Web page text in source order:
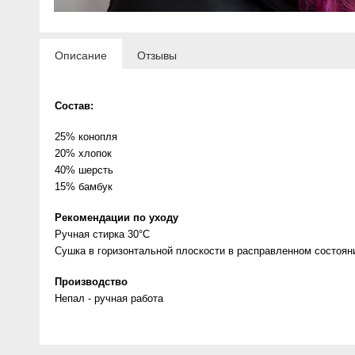
Описание Отзывы
Состав:
25% конопля
20% хлопок
40% шерсть
15% бамбук
Рекомендации по уходу
Ручная стирка 30°C
Сушка в горизонтальной плоскости в расправленном
Производство
Непал - ручная работа